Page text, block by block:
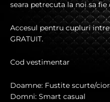
seara petrecuta la noi sa fie
Accesul pentru cupluri intre
GRATUIT.
Cod vestimentar
Doamne: Fustite scurte/
Domni: Smart casual